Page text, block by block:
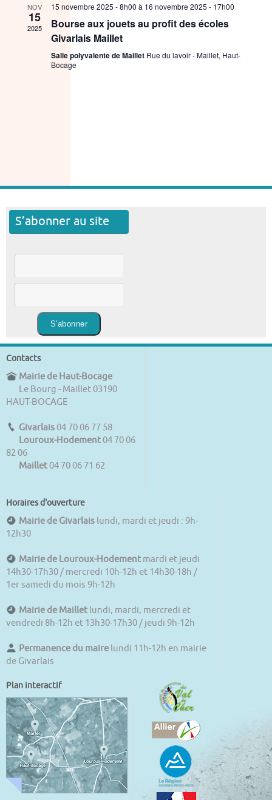
NOV
15
2025
15 novembre 2025 - 8h00 à 16 novembre 2025 - 17h00
Bourse aux jouets au profit des écoles
Givarlais Maillet
Salle polyvalente de Maillet Rue du lavoir - Maillet, Haut-
Bocage
S’abonner au site
Contacts
Mairie de Haut-Bocage
Le Bourg - Maillet 03190
HAUT-BOCAGE
Givarlais 04 70 06 77 58
Louroux-Hodement 04 70 06
82 06
Maillet 04 70 06 71 62
Horaires d'ouverture
Mairie de Givarlais lundi, mardi et jeudi : 9h-
12h30
Mairie de Louroux-Hodement mardi et jeudi
14h30-17h30 / mercredi 10h-12h et 14h30-18h /
1er samedi du mois 9h-12h
Mairie de Maillet lundi, mardi, mercredi et
vendredi 8h-12h et 13h30-17h30 / jeudi 9h-12h
Permanence du maire lundi 11h-12h en mairie
de Givarlais
Plan interactif